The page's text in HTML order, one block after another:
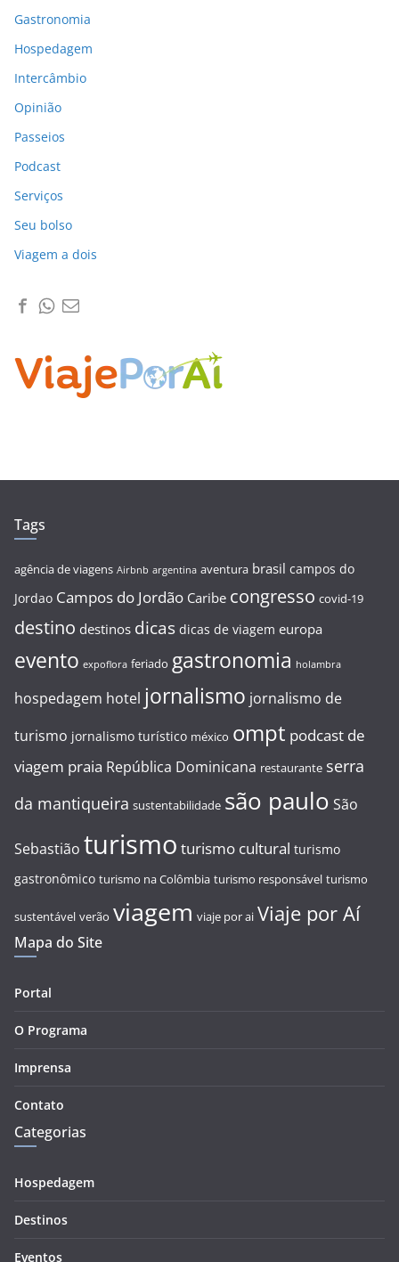
Gastronomia
Hospedagem
Intercâmbio
Opinião
Passeios
Podcast
Serviços
Seu bolso
Viagem a dois
Tags
agência de viagens Airbnb argentina aventura brasil campos do
Jordao Campos do Jordão Caribe congresso covid-19
destino destinos dicas dicas de viagem europa
evento expoflora feriado gastronomia holambra
hospedagem hotel jornalismo jornalismo de
turismo jornalismo turístico méxico ompt podcast de
viagem praia República Dominicana restaurante serra
da mantiqueira sustentabilidade são paulo São
Sebastião turismo turismo cultural turismo
gastronômico turismo na Colômbia turismo responsável turismo
sustentável verão viagem viaje por ai Viaje por Aí
Mapa do Site
Portal
O Programa
Imprensa
Contato
Categorias
Hospedagem
Destinos
Eventos